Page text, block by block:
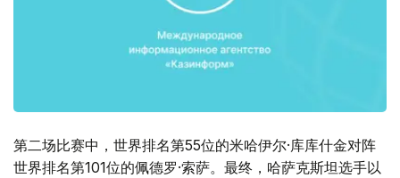
第二场比赛中，世界排名第55位的米哈伊尔·库库什金对阵
世界排名第101位的佩德罗·索萨。最终，哈萨克斯坦选手以